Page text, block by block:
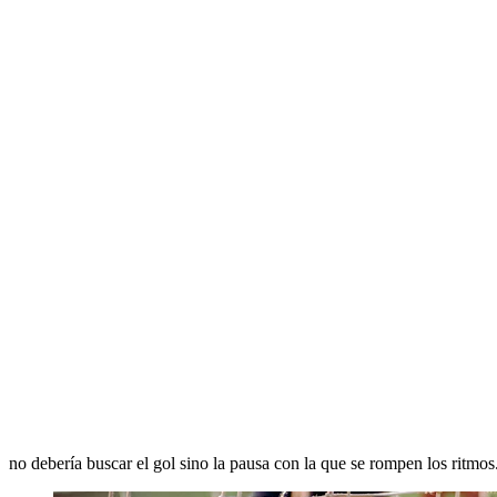
no debería buscar el gol sino la pausa con la que se rompen los